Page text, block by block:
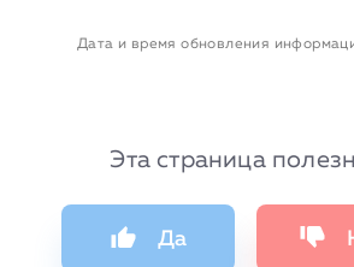
Дата и время обновления
Эта страница
Да